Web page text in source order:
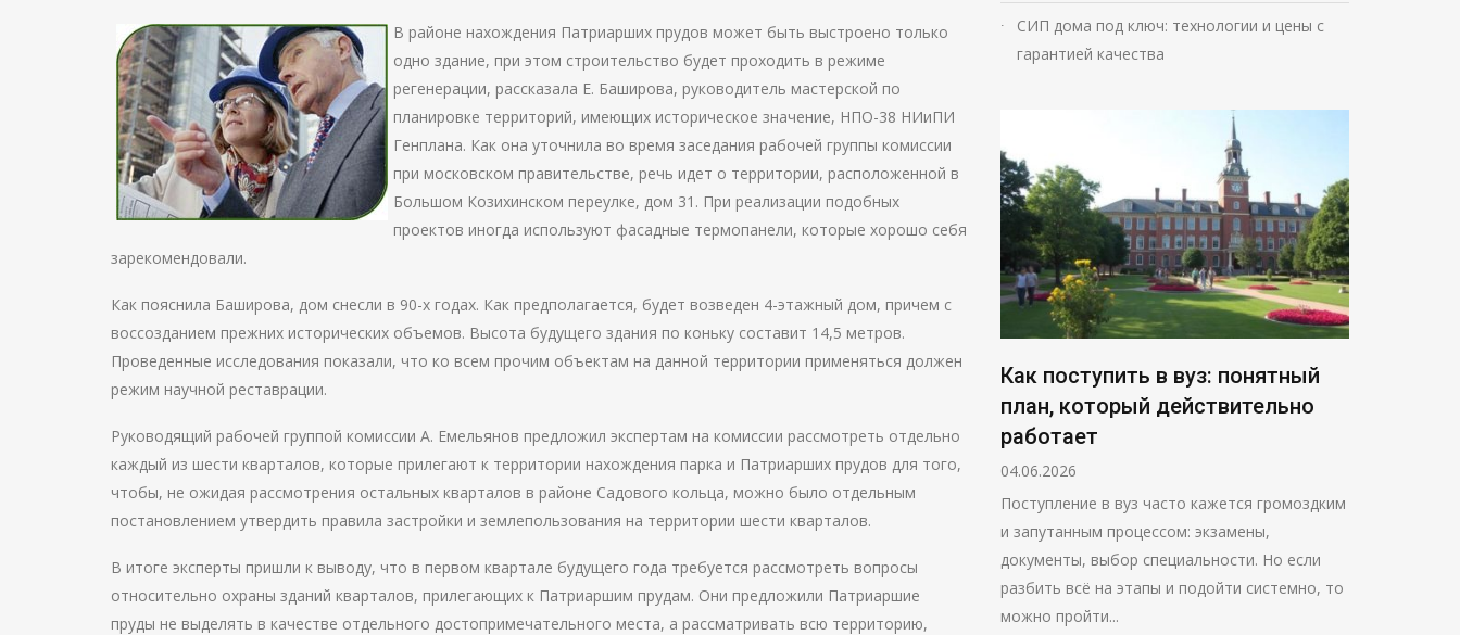
В районе нахождения Патриарших прудов может быть выстроено только
одно здание, при этом строительство будет проходить в режиме
регенерации, рассказала Е. Баширова, руководитель мастерской по
планировке территорий, имеющих историческое значение, НПО-38 НИиПИ
Генплана. Как она уточнила во время заседания рабочей группы комиссии
при московском правительстве, речь идет о территории, расположенной в
Большом Козихинском переулке, дом 31. При реализации подобных
проектов иногда используют фасадные термопанели, которые хорошо себя
зарекомендовали.
Как пояснила Баширова, дом снесли в 90-х годах. Как предполагается, будет возведен 4-этажный дом, причем с
воссозданием прежних исторических объемов. Высота будущего здания по коньку составит 14,5 метров.
Проведенные исследования показали, что ко всем прочим объектам на данной территории применяться должен
режим научной реставрации.
Руководящий рабочей группой комиссии А. Емельянов предложил экспертам на комиссии рассмотреть отдельно
каждый из шести кварталов, которые прилегают к территории нахождения парка и Патриарших прудов для того,
чтобы, не ожидая рассмотрения остальных кварталов в районе Садового кольца, можно было отдельным
постановлением утвердить правила застройки и землепользования на территории шести кварталов.
В итоге эксперты пришли к выводу, что в первом квартале будущего года требуется рассмотреть вопросы
относительно охраны зданий кварталов, прилегающих к Патриаршим прудам. Они предложили Патриаршие
пруды не выделять в качестве отдельного достопримечательного места, а рассматривать всю территорию,
СИП дома под ключ: технологии и цены с
гарантией качества
Как поступить в вуз: понятный
план, который действительно
работает
04.06.2026
Поступление в вуз часто кажется громоздким
и запутанным процессом: экзамены,
документы, выбор специальности. Но если
разбить всё на этапы и подойти системно, то
можно пройти...